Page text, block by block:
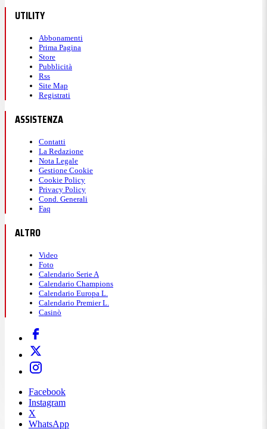
UTILITY
Abbonamenti
Prima Pagina
Store
Pubblicità
Rss
Site Map
Registrati
ASSISTENZA
Contatti
La Redazione
Nota Legale
Gestione Cookie
Cookie Policy
Privacy Policy
Cond. Generali
Faq
ALTRO
Video
Foto
Calendario Serie A
Calendario Champions
Calendario Europa L.
Calendario Premier L.
Casinò
Facebook
Instagram
X
WhatsApp